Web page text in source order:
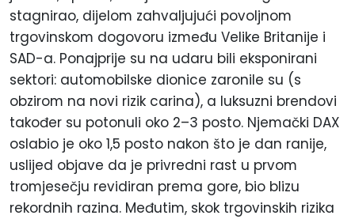
stagnirao, dijelom zahvaljujući povoljnom
trgovinskom dogovoru između Velike Britanije i
SAD-a. Ponajprije su na udaru bili eksponirani
sektori: automobilske dionice zaronile su (s
obzirom na novi rizik carina), a luksuzni brendovi
također su potonuli oko 2–3 posto. Njemački DAX
oslabio je oko 1,5 posto nakon što je dan ranije,
uslijed objave da je privredni rast u prvom
tromjesečju revidiran prema gore, bio blizu
rekordnih razina. Međutim, skok trgovinskih rizika